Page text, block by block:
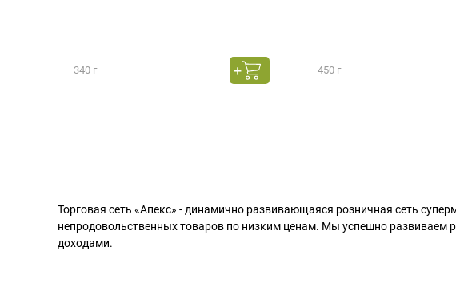
340 г 450 г
Торговая сеть «Апекс» - динамично развивающаяся розничная сеть
непродовольственных товаров по низким ценам. Мы успешно
доходами.